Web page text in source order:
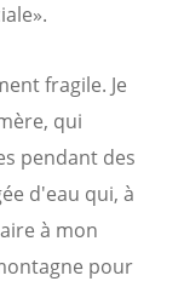
fragile. Je
qui
pendant des
d'eau qui, à
à mon
pour